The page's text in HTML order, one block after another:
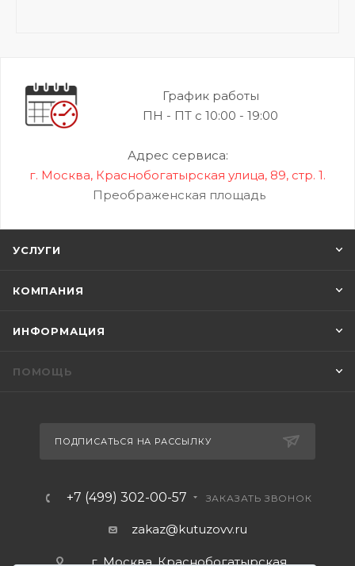
График работы
ПН - ПТ с 10:00 - 19:00
Адрес сервиса:
г. Москва, Краснобогатырская улица, 89, стр. 1.
Преображенская площадь
УСЛУГИ
КОМПАНИЯ
ИНФОРМАЦИЯ
ПОМОЩЬ
ПОДПИСАТЬСЯ НА РАССЫЛКУ
+7 (499) 302-00-57 ЗАКАЗАТЬ ЗВОНОК
zakaz@kutuzovv.ru
г. Москва, Краснобогатырская